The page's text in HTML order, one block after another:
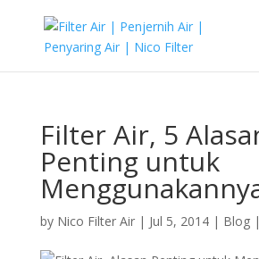
Filter Air, 5
Penting untuk
by Nico Filter Air| Jul 5, 2014| Blog|